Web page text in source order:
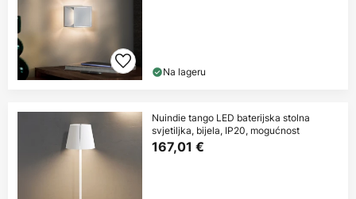
Na lageru
Nuindie tango LED baterijska stolna
svjetiljka, bijela, IP20, mogućnost
167,01 €